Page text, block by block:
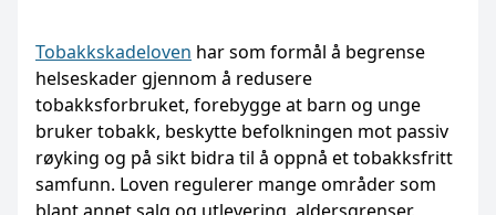
Tobakkskadeloven har som formål å begrense
helseskader gjennom å redusere
tobakksforbruket, forebygge at barn og unge
bruker tobakk, beskytte befolkningen mot passiv
røyking og på sikt bidra til å oppnå et tobakksfritt
samfunn. Loven regulerer mange områder som